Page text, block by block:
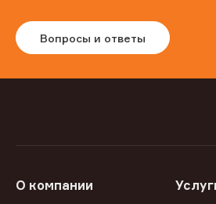
Вопросы и ответы
О компании